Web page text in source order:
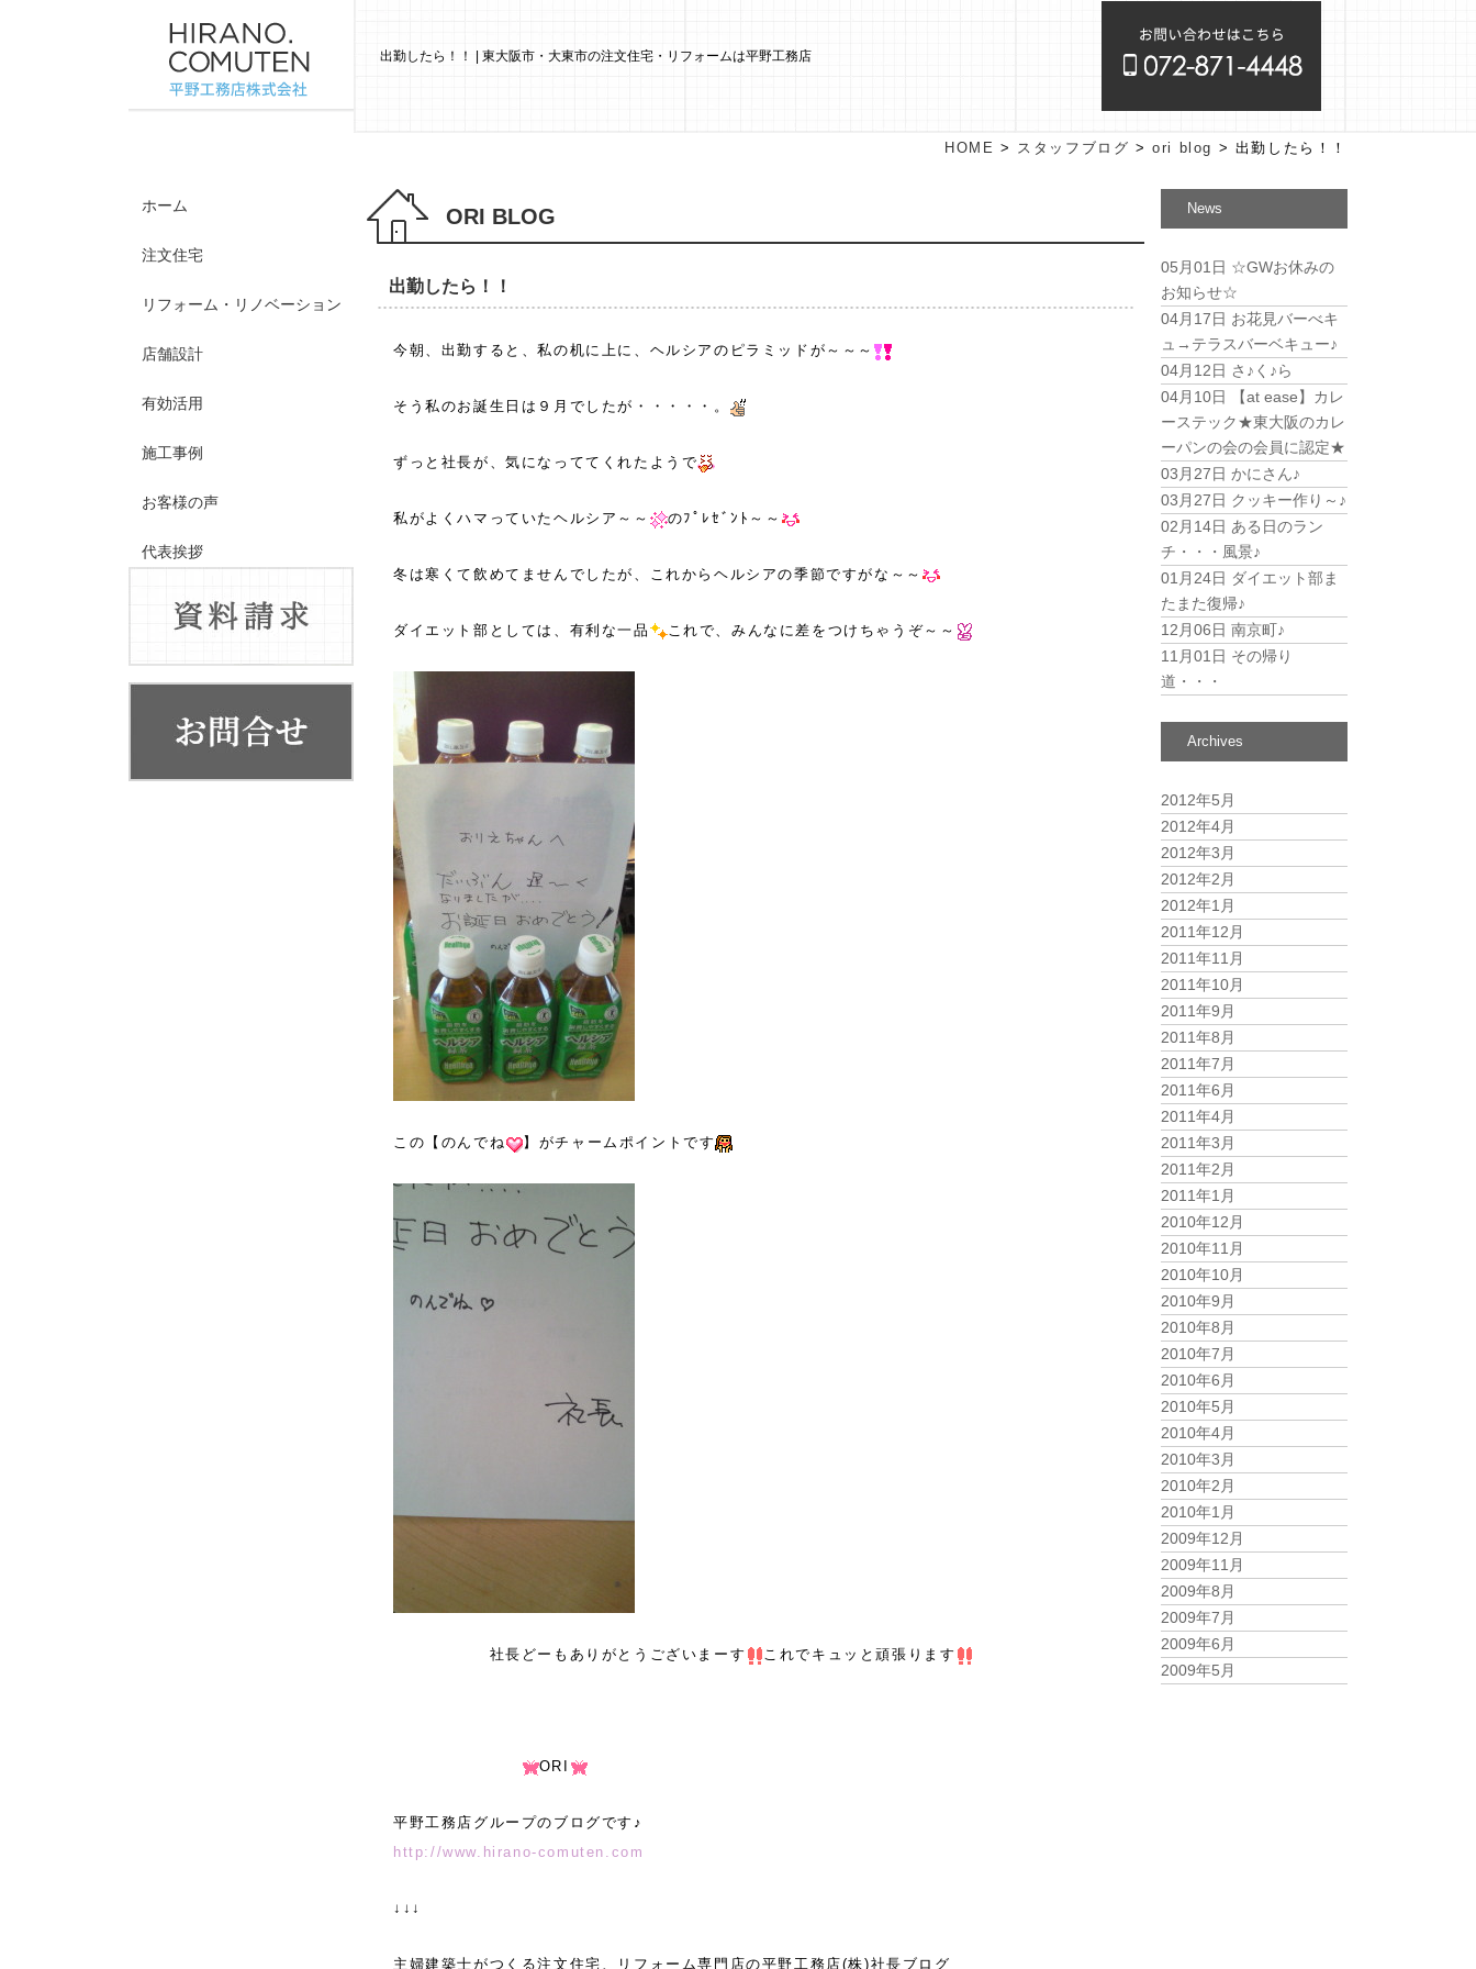
出勤したら！！ | 東大阪市・大東市の注文住宅・リフォームは平野工務店
ホーム
注文住宅
リフォーム・リノベーション
店舗設計
有効活用
施工事例
お客様の声
代表挨拶
会社概要・系列店舗
HOME > スタッフブログ >ori blog > 出勤したら！！
ORI BLOG
出勤したら！！
今朝、出勤すると、私の机に上に、ヘルシアのピラミッドが～～～
そう私のお誕生日は９月でしたが・・・・・。
ずっと社長が、気になっててくれたようで
私がよくハマっていたヘルシア～～ のﾌﾟﾚｾﾞﾝﾄ～～
冬は寒くて飲めてませんでしたが、これからヘルシアの季節ですがな～～
ダイエット部としては、有利な一品 これで、みんなに差をつけちゃうぞ～～
この【のんでね 】がチャームポイントです
社長どーもありがとうございまーす これでキュッと頑張ります
ORI
平野工務店グループのブログです♪
http://www.hirano-comuten.com
↓↓↓
主婦建築士がつくる注文住宅、リフォーム専門店の平野工務店(株)社長ブログ
News
05月01日 ☆GWお休みの
お知らせ☆
04月17日 お花見バーべキ
ュ→テラスバーベキュー♪
04月12日 さ♪く♪ら
04月10日
【at ease】カレ
ーステック★東大阪のカレ
ーパンの会の会員に認定★
03月27日 かにさん♪
03月27日 クッキー作り～♪
02月14日 ある日のラン
チ・・・風景♪
01月24日 ダイエット部ま
たまた復帰♪
12月06日 南京町♪
11月01日 その帰り
道・・・
Archives
2012年5月
2012年4月
2012年3月
2012年2月
2012年1月
2011年12月
2011年11月
2011年10月
2011年9月
2011年8月
2011年7月
2011年6月
2011年4月
2011年3月
2011年2月
2011年1月
2010年12月
2010年11月
2010年10月
2010年9月
2010年8月
2010年7月
2010年6月
2010年5月
2010年4月
2010年3月
2010年2月
2010年1月
2009年12月
2009年11月
2009年8月
2009年7月
2009年6月
2009年5月